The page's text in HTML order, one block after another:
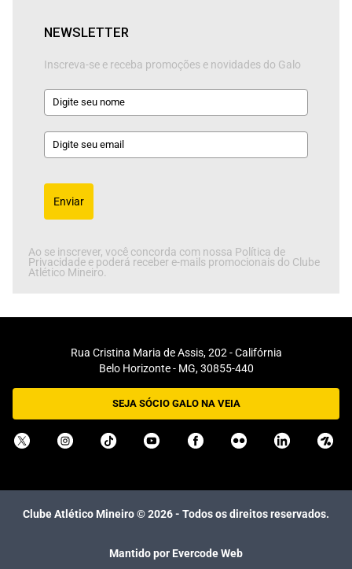
NEWSLETTER
Inscreva-se e receba promoções e novidades do Galo
Enviar
Ao se inscrever, você concorda com nossa Política de
Privacidade e poderá receber e-mails promocionais do Clube
Atlético Mineiro.
Rua Cristina Maria de Assis, 202 - Califórnia
Belo Horizonte - MG, 30855-440
SEJA SÓCIO GALO NA VEIA
Clube Atlético Mineiro ©2026- Todos os direitos reservados.
Mantido por Evercode Web